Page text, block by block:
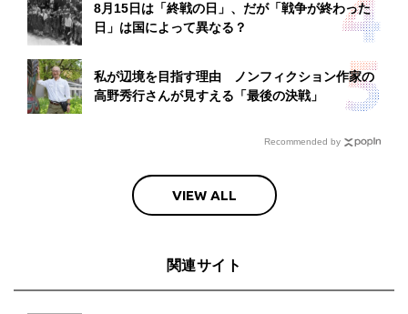
8月15日は「終戦の日」、だが「戦争が終わった
日」は国によって異なる？
私が辺境を目指す理由 ノンフィクション作家の
高野秀行さんが見すえる「最後の決戦」
Recommended by
VIEW ALL
関連サイト